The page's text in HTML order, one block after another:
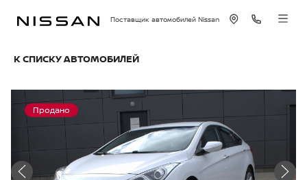
Поставщик автомобилей Nissan
К СПИСКУ АВТОМОБИЛЕЙ
Продано